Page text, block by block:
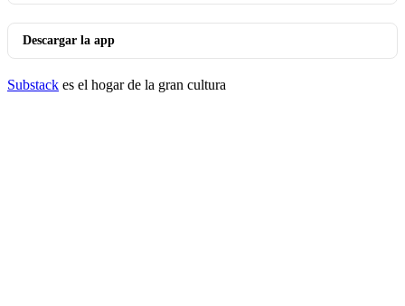
Descargar la app
Substack es el hogar de la gran cultura